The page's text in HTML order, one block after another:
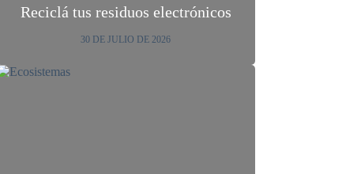
Reciclá tus residuos electrónicos
30 DE JULIO DE 2026